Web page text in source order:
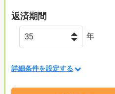
返済期間
年
詳細条件を設定する